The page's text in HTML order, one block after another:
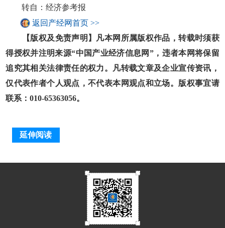
转自：经济参考报
返回产经网首页 >>
【版权及免责声明】凡本网所属版权作品，转载时须获
得授权并注明来源“中国产业经济信息网”，违者本网将保留
追究其相关法律责任的权力。凡转载文章及企业宣传资讯，
仅代表作者个人观点，不代表本网观点和立场。版权事宜请
联系：010-65363056。
延伸阅读